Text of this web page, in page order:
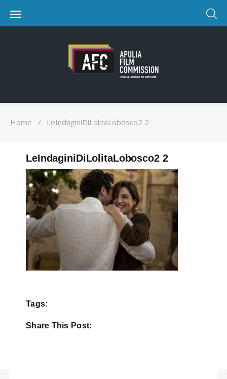
Home / LeIndaginiDiLolitaLobosco2 2
LeIndaginiDiLolitaLobosco2 2
Tags:
Share This Post: